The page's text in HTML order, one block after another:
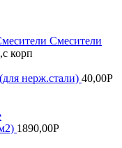
Смесители
корп
нерж.стали) 40,00Р
1890,00Р